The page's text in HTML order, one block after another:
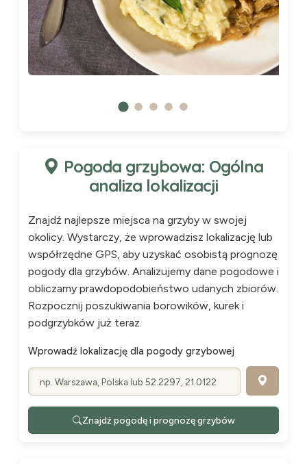
Pogoda grzybowa: Ogólna
analiza lokalizacji
Znajdź najlepsze miejsca na grzyby w swojej
okolicy. Wystarczy, że wprowadzisz lokalizację lub
współrzędne GPS, aby uzyskać osobistą prognozę
pogody dla grzybów. Analizujemy dane pogodowe i
obliczamy prawdopodobieństwo udanych zbiorów.
Rozpocznij poszukiwania borowików, kurek i
podgrzybków już teraz.
Wprowadź lokalizację dla pogody grzybowej
Znajdź pogodę i prognozę grzybów